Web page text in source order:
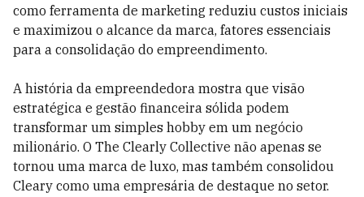
como ferramenta de marketing reduziu custos iniciais
e maximizou o alcance da marca, fatores essenciais
para a consolidação do empreendimento.
A história da empreendedora mostra que visão
estratégica e gestão financeira sólida podem
transformar um simples hobby em um negócio
milionário. O The Clearly Collective não apenas se
tornou uma marca de luxo, mas também consolidou
Cleary como uma empresária de destaque no setor.